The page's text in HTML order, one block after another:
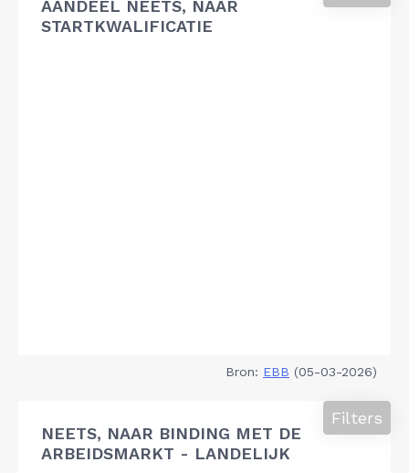
AANDEEL NEETS, NAAR
STARTKWALIFICATIE
Bron: EBB (05-03-2026)
NEETS, NAAR BINDING MET DE
ARBEIDSMARKT - LANDELIJK
Filters